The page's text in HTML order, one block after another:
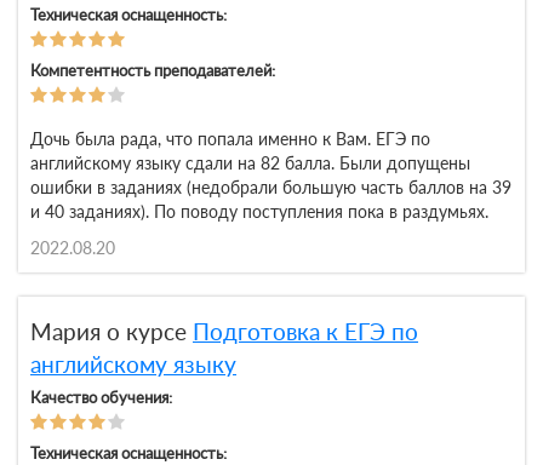
Техническая оснащенность:
Компетентность преподавателей:
Дочь была рада, что попала именно к Вам. ЕГЭ по
английскому языку сдали на 82 балла. Были допущены
ошибки в заданиях (недобрали большую часть баллов на 39
и 40 заданиях). По поводу поступления пока в раздумьях.
2022.08.20
Мария о курсе Подготовка к ЕГЭ по
английскому языку
Качество обучения:
Техническая оснащенность: